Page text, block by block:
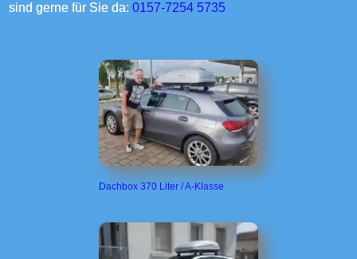
sind gerne für Sie da:0157-7254 5735
Dachbox 370 Liter / A-Klasse